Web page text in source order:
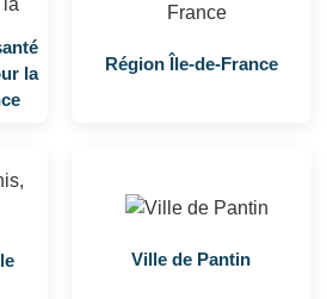
la
Région Île-de-France
Ville de Pantin